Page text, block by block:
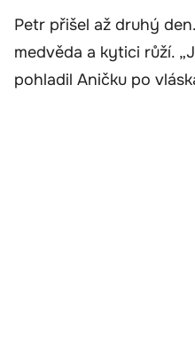
Petr přišel až druhý
medvěda a kytici růží.
pohladil Aničku po